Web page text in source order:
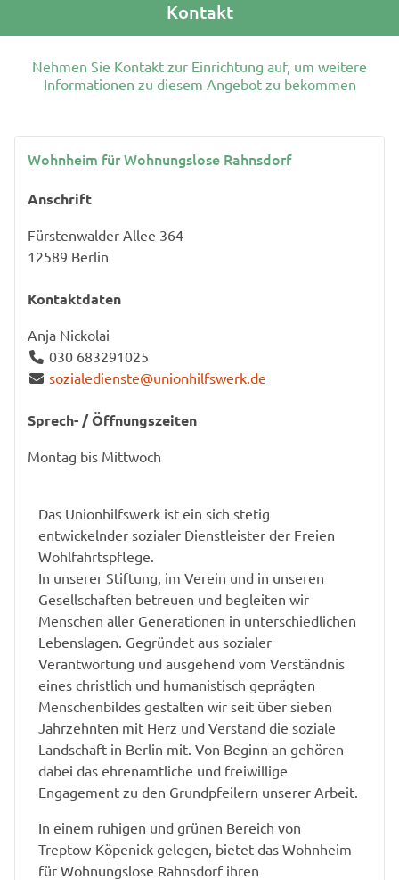
Kontakt
Nehmen Sie Kontakt zur Einrichtung auf, um weitere
Informationen zu diesem Angebot zu bekommen
Wohnheim für Wohnungslose Rahnsdorf
Anschrift
Fürstenwalder Allee 364
12589 Berlin
Kontaktdaten
Anja Nickolai
030 683291025
sozialedienste@unionhilfswerk.de
Sprech- / Öffnungszeiten
Montag bis Mittwoch
Das Unionhilfswerk ist ein sich stetig
entwickelnder sozialer Dienstleister der Freien
Wohlfahrtspflege.
In unserer Stiftung, im Verein und in unseren
Gesellschaften betreuen und begleiten wir
Menschen aller Generationen in unterschiedlichen
Lebenslagen. Gegründet aus sozialer
Verantwortung und ausgehend vom Verständnis
eines christlich und humanistisch geprägten
Menschenbildes gestalten wir seit über sieben
Jahrzehnten mit Herz und Verstand die soziale
Landschaft in Berlin mit. Von Beginn an gehören
dabei das ehrenamtliche und freiwillige
Engagement zu den Grundpfeilern unserer Arbeit.
In einem ruhigen und grünen Bereich von
Treptow-Köpenick gelegen, bietet das Wohnheim
für Wohnungslose Rahnsdorf ihren